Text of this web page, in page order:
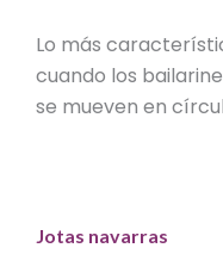
Lo más
cuando los
se mueven en
Jotas navarras